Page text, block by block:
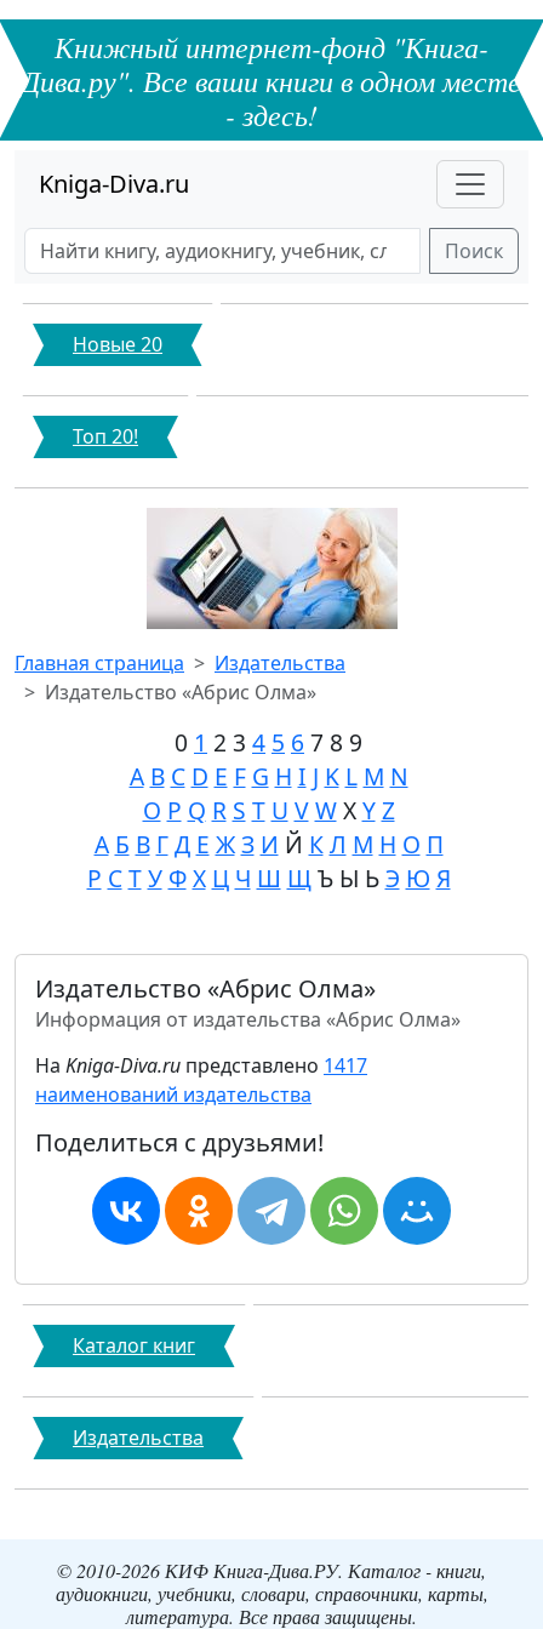
Книжный интернет-фонд "Книга-
Дива.ру". Все ваши книги в одном месте
- здесь!
Kniga-Diva.ru
Поиск
Новые 20
Топ 20!
Главная страница
Издательства
Издательство «Абрис Олма»
0 1 2 3 4 5 6 7 8 9
A B C D E F G H I J K L M N
O P Q R S T U V WXY Z
А Б В Г Д Е Ж З И Й К Л М Н О П
Р С Т У Ф Х Ц Ч Ш ЩЪ Ы ЬЭ Ю Я
Издательство «Абрис Олма»
Информация от издательства «Абрис Олма»
На Kniga-Diva.ru представлено 1417
наименований издательства
Поделиться с друзьями!
Каталог книг
Издательства
© 2010-2026 КИФ Книга-Дива.РУ. Каталог - книги,
аудиокниги, учебники, словари, справочники, карты,
литература. Все права защищены.